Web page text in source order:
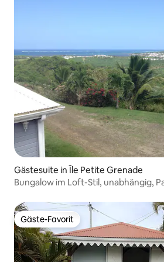
Gästesuite in Île Petite Grenade
Bungalow im Loft-Stil, unabhängig,
Gäste-Favorit
Gäste-Favorit